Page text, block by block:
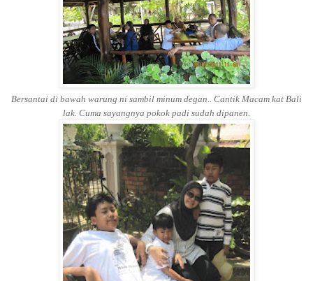
Bersantai di bawah warung ni sambil minum degan.. Cantik Macam kat Bali
lak. Cuma sayangnya pokok padi sudah dipanen.